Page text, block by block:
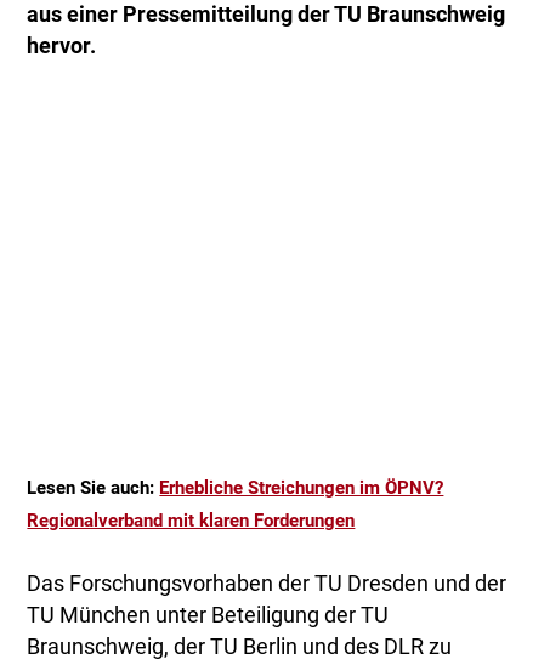
aus einer Pressemitteilung der TU Braunschweig
hervor.
Lesen Sie auch: Erhebliche Streichungen im ÖPNV?
Regionalverband mit klaren Forderungen
Das Forschungsvorhaben der TU Dresden und der
TU München unter Beteiligung der TU
Braunschweig, der TU Berlin und des DLR zu